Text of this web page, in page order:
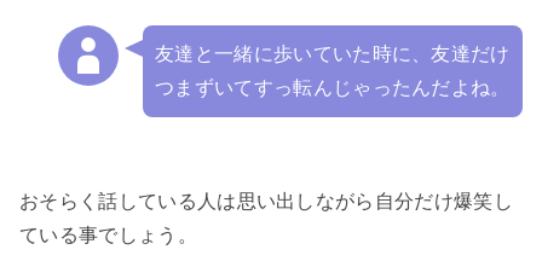
友達と一緒に歩いていた時に、友達だけ
つまずいてすっ転んじゃったんだよね。
おそらく話している人は思い出しながら自分だけ爆笑し
ている事でしょう。